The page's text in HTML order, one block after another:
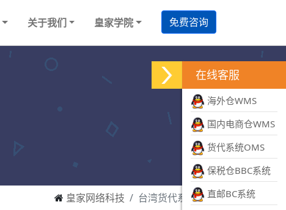
关于我们 皇家学院 免费咨询
皇家网络科技 台湾货代系统管理
在线客服
海外仓WMS
国内电商仓WMS
货代系统OMS
保税仓BBC系统
直邮BC系统